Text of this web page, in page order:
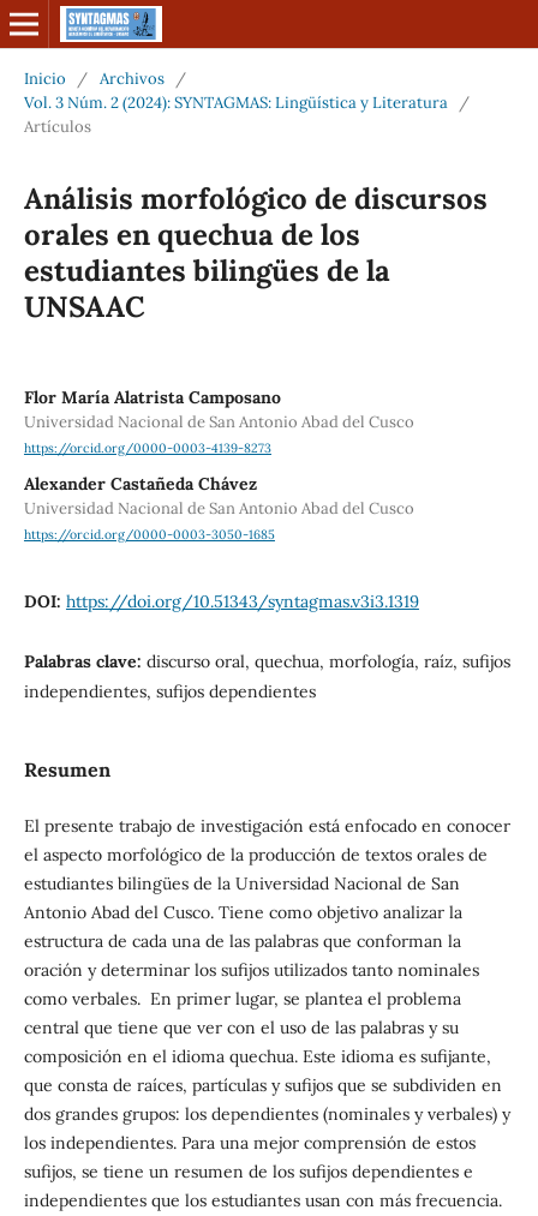
Inicio / Archivos
/
Vol. 3 Núm. 2 (2024): SYNTAGMAS: Lingüística y Literatura
/
Artículos
Análisis morfológico de discursos
orales en quechua de los
estudiantes bilingües de la
UNSAAC
Flor María Alatrista Camposano
Universidad Nacional de San Antonio Abad del Cusco
https://orcid.org/0000-0003-4139-8273
Alexander Castañeda Chávez
Universidad Nacional de San Antonio Abad del Cusco
https://orcid.org/0000-0003-3050-1685
DOI: https://doi.org/10.51343/syntagmas.v3i3.1319
Palabras clave: discurso oral, quechua, morfología, raíz, sufijos
independientes, sufijos dependientes
Resumen
El presente trabajo de investigación está enfocado en conocer
el aspecto morfológico de la producción de textos orales de
estudiantes bilingües de la Universidad Nacional de San
Antonio Abad del Cusco. Tiene como objetivo analizar la
estructura de cada una de las palabras que conforman la
oración y determinar los sufijos utilizados tanto nominales
como verbales. En primer lugar, se plantea el problema
central que tiene que ver con el uso de las palabras y su
composición en el idioma quechua. Este idioma es sufijante,
que consta de raíces, partículas y sufijos que se subdividen en
dos grandes grupos: los dependientes (nominales y verbales) y
los independientes. Para una mejor comprensión de estos
sufijos, se tiene un resumen de los sufijos dependientes e
independientes que los estudiantes usan con más frecuencia.